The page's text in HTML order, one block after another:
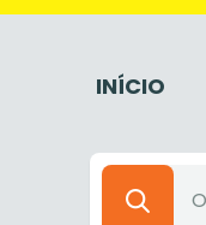
INÍCIO